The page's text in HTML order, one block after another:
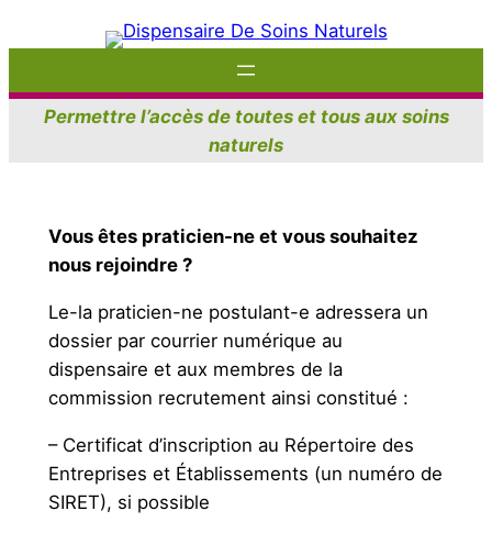
au
Permettre l’accès de toutes et tous aux soins
naturels
Vous êtes praticien-ne et vous souhaitez
nous rejoindre ?
Le-la praticien-ne postulant-e adressera un
dossier par courrier numérique au
dispensaire et aux membres de la
commission recrutement ainsi constitué :
– Certificat d’inscription au Répertoire des
Entreprises et Établissements (un numéro de
SIRET), si possible